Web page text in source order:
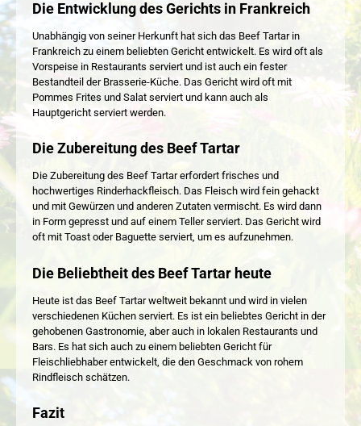
Die Entwicklung des Gerichts in Frankreich
Unabhängig von seiner Herkunft hat sich das Beef Tartar in
Frankreich zu einem beliebten Gericht entwickelt. Es wird oft als
Vorspeise in Restaurants serviert und ist auch ein fester
Bestandteil der Brasserie-Küche. Das Gericht wird oft mit
Pommes Frites und Salat serviert und kann auch als
Hauptgericht serviert werden.
Die Zubereitung des Beef Tartar
Die Zubereitung des Beef Tartar erfordert frisches und
hochwertiges Rinderhackfleisch. Das Fleisch wird fein gehackt
und mit Gewürzen und anderen Zutaten vermischt. Es wird dann
in Form gepresst und auf einem Teller serviert. Das Gericht wird
oft mit Toast oder Baguette serviert, um es aufzunehmen.
Die Beliebtheit des Beef Tartar heute
Heute ist das Beef Tartar weltweit bekannt und wird in vielen
verschiedenen Küchen serviert. Es ist ein beliebtes Gericht in der
gehobenen Gastronomie, aber auch in lokalen Restaurants und
Bars. Es hat sich auch zu einem beliebten Gericht für
Fleischliebhaber entwickelt, die den Geschmack von rohem
Rindfleisch schätzen.
Fazit